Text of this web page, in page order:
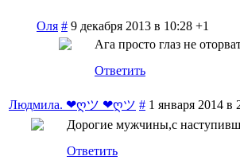
Оля # 9 декабря 2013 в 10:28 +1
Ага просто глаз не
Ответить
Людмила. ❤ღツ ❤ღツ # 1 января 2014 в
Дорогие мужчины,с
Ответить